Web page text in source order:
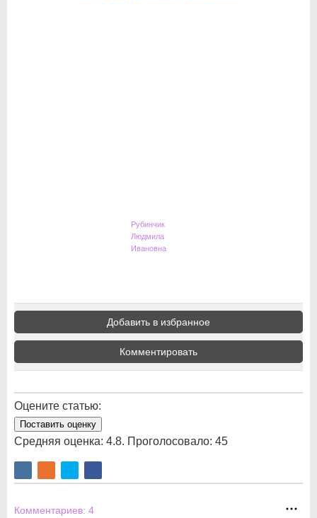
Рубинчик
Людмила
Ивановна
Добавить в избранное
Комментировать
Оцените статью:
Поставить оценку
Средняя оценка: 4.8. Проголосовало: 45
Комментариев: 4